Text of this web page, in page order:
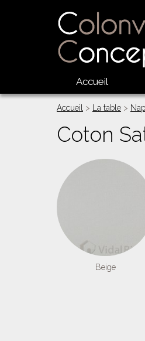
Accueil
Accueil > La table >
Coton
Beige